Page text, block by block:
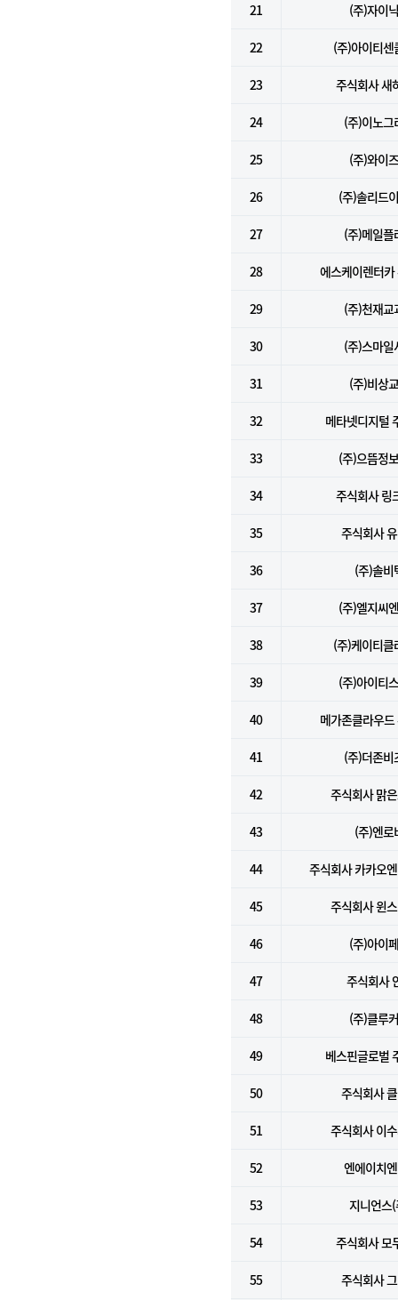
21 (주)자이
22 (주)아이티센
23 주식회사 새
24 (주)이노그
25 (주)와이
26 (주)솔리드
27 (주)메일플
28 에스케이렌터카
29 (주)천재교
30 (주)스마일
31 (주)비상
32 메타넷디지털
33 (주)으뜸정
34 주식회사 링
35 주식회사
36 (주)솔비
37 (주)엘지씨
38 (주)케이티클
39 (주)아이티
40 메가존클라우
41 (주)더존비
42 주식회사 맑
43 (주)엔로
44 주식회사 카카오
45 주식회사 윈
46 (주)아이
47 주식회사
48 (주)클루
49 베스핀글로벌
50 주식회사
51 주식회사 이
52 엔에이치
53 지니언스
54 주식회사 모
55 주식회사